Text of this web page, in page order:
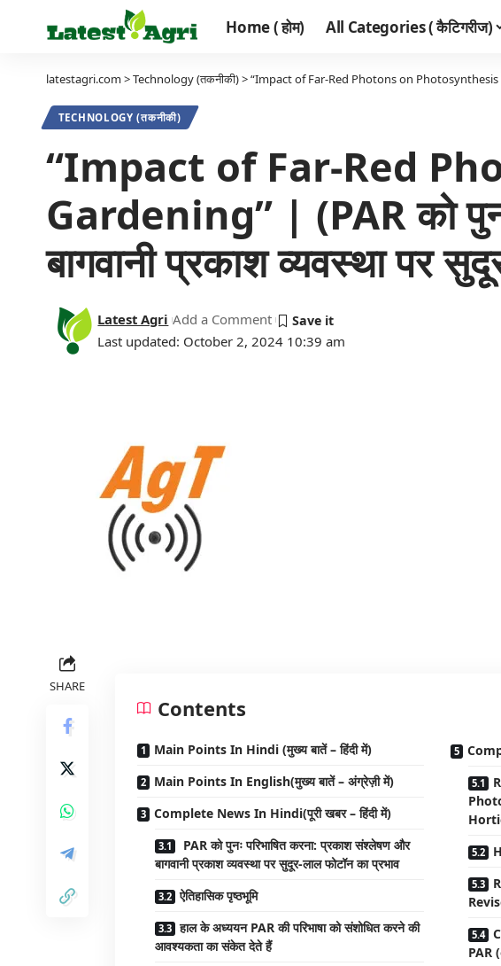
Home ( होम) All Categories ( कैटिगरीज)
latestagri.com>Technology (तकनीकी)>“Impact of Far-Red Photons on Photosynthesis
TECHNOLOGY (तकनीकी)
“Impact of Far-Red
Gardening” | (PAR को
बागवानी प्रकाश व्यवस्था पर
Last updated: October 2, 2024 10:39 am
Latest Agri Add a Comment
SHARE
Contents
Main Points In Hindi (मुख्य बातें – हिंदी में)
Main Points In English(मुख्य बातें – अंग्रेज़ी में)
Complete News In Hindi(पूरी खबर – हिंदी में)
बागवानी प्रकाश व्यवस्था पर सुदूर-लाल फोटॉन का प्रभाव
ऐतिहासिक पृष्ठभूमि
हाल के अध्ययन PAR की परिभाषा को संशोधित करने की
आवश्यकता का संकेत देते हैं
PAR